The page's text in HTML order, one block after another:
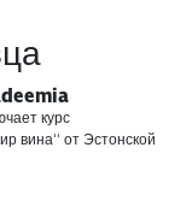
курс
вина'' от Эстонской